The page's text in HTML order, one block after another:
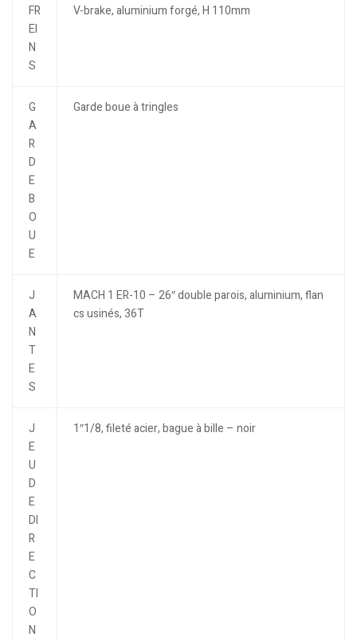
FR
EI
N
S
V-brake, aluminium forgé, H 110mm
G
A
R
D
E
B
O
U
E
Garde boue à tringles
J
A
N
T
E
S
MACH 1 ER-10 – 26″ double parois, aluminium, flan
cs usinés, 36T
J
E
U
D
E
DI
R
E
C
TI
O
N
1″1/8, fileté acier, bague à bille – noir